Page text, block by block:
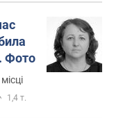
Фото
1,4 т.